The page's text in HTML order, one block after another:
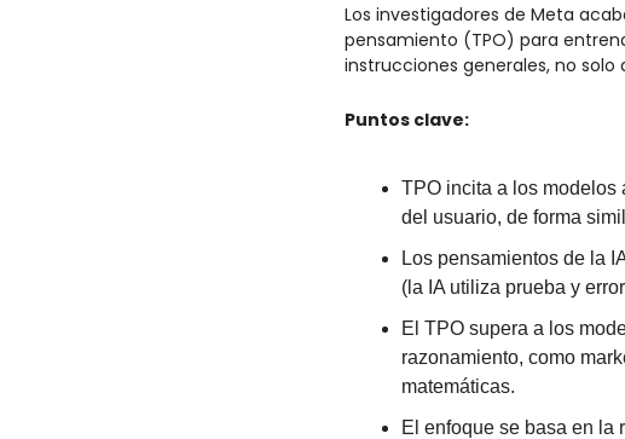
Los investigadores de Meta
pensamiento (TPO) para
instrucciones generales, no
Puntos clave:
TPO incita a los modelos
del usuario, de forma
Los pensamientos de la
(la IA utiliza prueba y
El TPO supera a los
razonamiento, como
matemáticas.
El enfoque se basa en la